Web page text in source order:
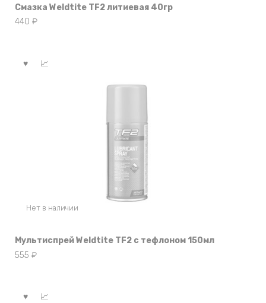
Смазка Weldtite TF2 литиевая 40гр
440 ₽
Нет в наличии
Мультиспрей Weldtite TF2 с тефлоном 150мл
555 ₽